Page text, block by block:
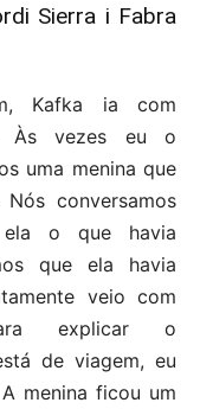
Sierra i Fabra
Kafka ia com
Às vezes eu o
uma menina que
conversamos
o que havia
que ela havia
veio com
explicar o
de viagem, eu
menina ficou um